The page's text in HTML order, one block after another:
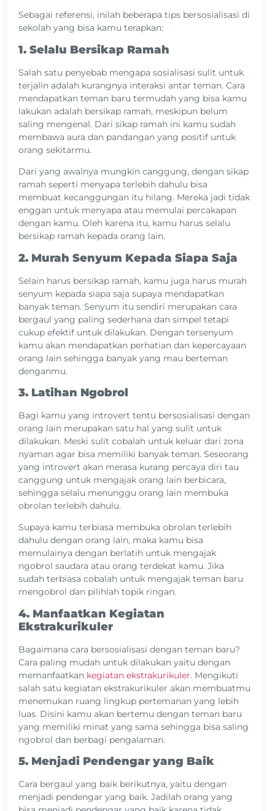
Sebagai referensi, inilah beberapa tips bersosialisasi di
sekolah yang bisa kamu terapkan:
1. Selalu Bersikap Ramah
Salah satu penyebab mengapa sosialisasi sulit untuk
terjalin adalah kurangnya interaksi antar teman. Cara
mendapatkan teman baru termudah yang bisa kamu
lakukan adalah bersikap ramah, meskipun belum
saling mengenal. Dari sikap ramah ini kamu sudah
membawa aura dan pandangan yang positif untuk
orang sekitarmu.
Dari yang awalnya mungkin canggung, dengan sikap
ramah seperti menyapa terlebih dahulu bisa
membuat kecanggungan itu hilang. Mereka jadi tidak
enggan untuk menyapa atau memulai percakapan
dengan kamu. Oleh karena itu, kamu harus selalu
bersikap ramah kepada orang lain.
2. Murah Senyum Kepada Siapa Saja
Selain harus bersikap ramah, kamu juga harus murah
senyum kepada siapa saja supaya mendapatkan
banyak teman. Senyum itu sendiri merupakan cara
bergaul yang paling sederhana dan simpel tetapi
cukup efektif untuk dilakukan. Dengan tersenyum
kamu akan mendapatkan perhatian dan kepercayaan
orang lain sehingga banyak yang mau berteman
denganmu.
3. Latihan Ngobrol
Bagi kamu yang introvert tentu bersosialisasi dengan
orang lain merupakan satu hal yang sulit untuk
dilakukan. Meski sulit cobalah untuk keluar dari zona
nyaman agar bisa memiliki banyak teman. Seseorang
yang introvert akan merasa kurang percaya diri tau
canggung untuk mengajak orang lain berbicara,
sehingga selalu menunggu orang lain membuka
obrolan terlebih dahulu.
Supaya kamu terbiasa membuka obrolan terlebih
dahulu dengan orang lain, maka kamu bisa
memulainya dengan berlatih untuk mengajak
ngobrol saudara atau orang terdekat kamu. Jika
sudah terbiasa cobalah untuk mengajak teman baru
mengobrol dan pilihlah topik ringan.
4. Manfaatkan Kegiatan
Ekstrakurikuler
Bagaimana cara bersosialisasi dengan teman baru?
Cara paling mudah untuk dilakukan yaitu dengan
memanfaatkan kegiatan ekstrakurikuler. Mengikuti
salah satu kegiatan ekstrakurikuler akan membuatmu
menemukan ruang lingkup pertemanan yang lebih
luas. Disini kamu akan bertemu dengan teman baru
yang memiliki minat yang sama sehingga bisa saling
ngobrol dan berbagi pengalaman.
5. Menjadi Pendengar yang Baik
Cara bergaul yang baik berikutnya, yaitu dengan
menjadi pendengar yang baik. Jadilah orang yang